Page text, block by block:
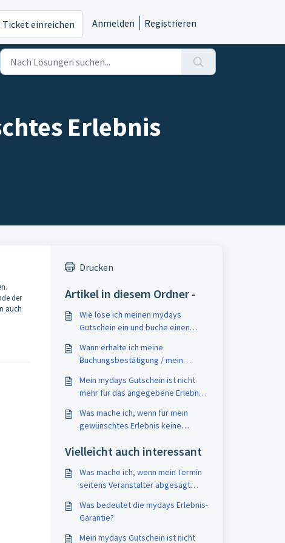
Ticket einreichen Anmelden Registrieren
Erlebnis
der
auch
Drucken
Artikel in diesem Ordner -
Wie löse ich meinen mydays
Gutschein ein und buche einen
Wann erhalte ich meine
Buchungsbestätigung / mein
Mein mydays Gutschein ist nicht
mehr für das angegebene Erlebnis
Was mache ich, wenn für mein
gewünschtes Erlebnis keine
Vielleicht auch interessant
Was mache ich, wenn mein Termin
seitens Veranstalter abgesagt
Was bedeutet die mydays Erlebnis-
Garantie?
Mein mydays Gutschein ist nicht